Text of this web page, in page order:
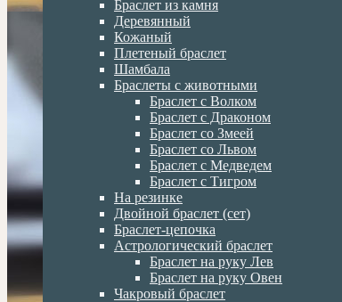
Браслет из камня
Деревянный
Кожаный
Плетеный браслет
Шамбала
Браслеты с животными
Браслет с Волком
Браслет с Драконом
Браслет со Змеей
Браслет со Львом
Браслет с Медведем
Браслет с Тигром
На резинке
Двойной браслет (сет)
Браслет-цепочка
Астрологический браслет
Браслет на руку Лев
Браслет на руку Овен
Чакровый браслет